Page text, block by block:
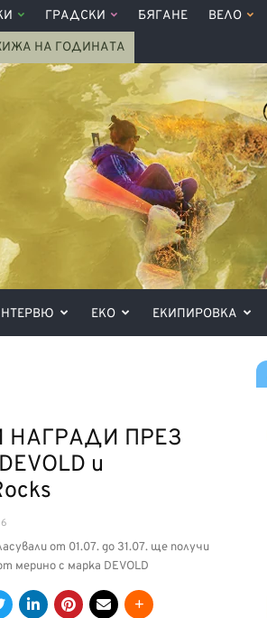
ГРАДСКИ БЯГАНЕ ВЕЛО
НА ГОДИНАТА
ЕКО ЕКИПИРОВКА
НАГРАДИ ПРЕЗ
и
от 01.07. до 31.07. ще получи
мерино с марка DEVOLD